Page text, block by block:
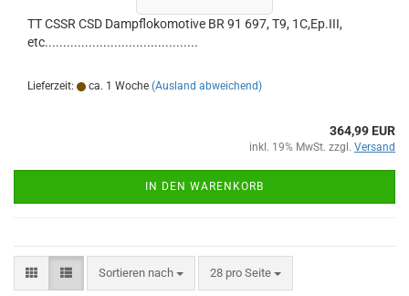
TT CSSR CSD Dampflokomotive BR 91 697, T9, 1C,Ep.III,
etc..........................................
Lieferzeit: ca. 1 Woche (Ausland abweichend)
364,99 EUR
inkl. 19% MwSt. zzgl. Versand
IN DEN WARENKORB
Sortieren nach
Sortieren nach 28 pro Seite
pro Seite